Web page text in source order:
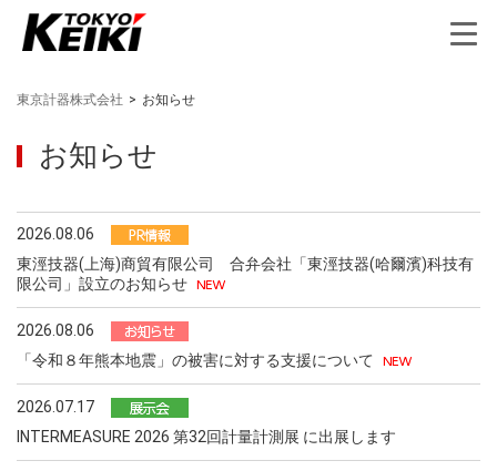
東京計器株式会社 > お知らせ
お知らせ
2026.08.06
東涇技器(上海)商貿有限公司 合弁会社「東涇技器(哈爾濱)科技有
限公司」設立のお知らせ
2026.08.06
「令和８年熊本地震」の被害に対する支援について
2026.07.17
INTERMEASURE 2026 第32回計量計測展 に出展します